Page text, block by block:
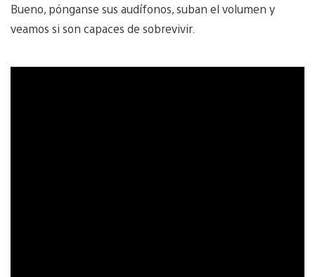
Bueno, pónganse sus audífonos, suban el volumen y
veamos si son capaces de sobrevivir.